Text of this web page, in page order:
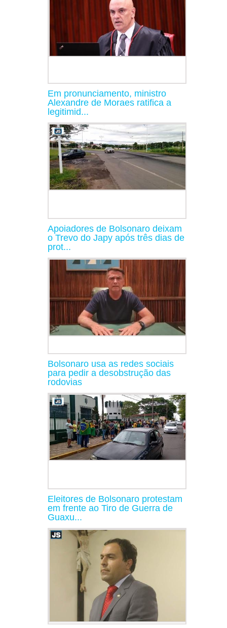
Em pronunciamento, ministro
Alexandre de Moraes ratifica a
legitimid...
Apoiadores de Bolsonaro deixam
o Trevo do Japy após três dias de
prot...
Bolsonaro usa as redes sociais
para pedir a desobstrução das
rodovias
Eleitores de Bolsonaro protestam
em frente ao Tiro de Guerra de
Guaxu...